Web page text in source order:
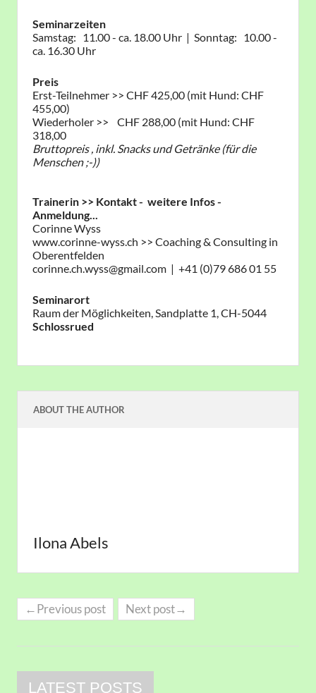
Seminarzeiten
Samstag: 11.00 - ca. 18.00 Uhr | Sonntag: 10.00 -
ca. 16.30 Uhr
Preis
Erst-Teilnehmer >> CHF 425,00 (mit Hund: CHF
455,00)
Wiederholer >> CHF 288,00 (mit Hund: CHF
318,00
Bruttopreis , inkl. Snacks und Getränke (für die
Menschen ;-))
Trainerin >> Kontakt - weitere Infos -
Anmeldung...
Corinne Wyss
www.corinne-wyss.ch >> Coaching & Consulting in
Oberentfelden
corinne.ch.wyss@gmail.com | +41 (0)79 686 01 55
Seminarort
Raum der Möglichkeiten, Sandplatte 1, CH-5044
Schlossrued
ABOUT THE AUTHOR
Ilona Abels
←Previous post Next post→
LATEST POSTS